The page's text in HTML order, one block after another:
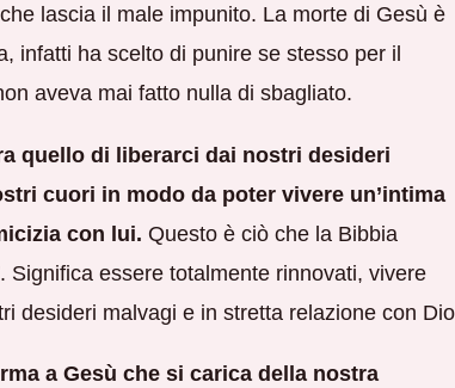
lascia il male impunito. La morte di Gesù è
infatti ha scelto di punire se stesso per il
aveva mai fatto nulla di sbagliato.
quello di liberarci dai nostri desideri
cuori in modo da poter vivere un’intima
con lui. Questo è ciò che la Bibbia
Significa essere totalmente rinnovati, vivere
desideri malvagi e in stretta relazione con
a Gesù che si carica della nostra